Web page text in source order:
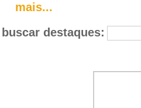
mais...
buscar destaques: